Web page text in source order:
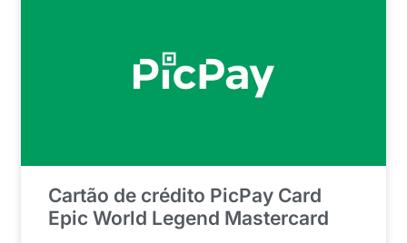
Cartão de crédito PicPay Card
Epic World Legend Mastercard